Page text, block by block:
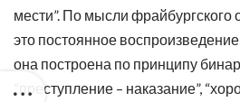
мести”. По мысли фрайбургского
это постоянное
она построена по принципу
“преступление – наказание”,